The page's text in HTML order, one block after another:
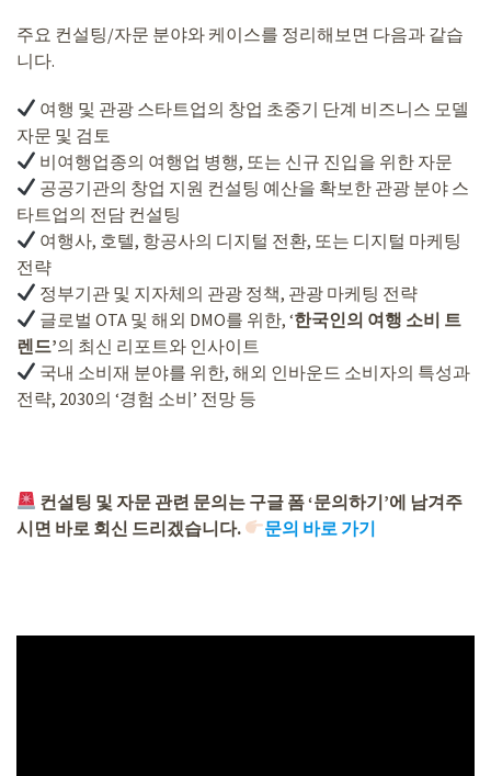
주요 컨설팅/자문 분야와 케이스를 정리해보면 다음과 같습
니다.
여행 및 관광 스타트업의 창업 초중기 단계 비즈니스 모델
자문 및 검토
비여행업종의 여행업 병행, 또는 신규 진입을 위한 자문
공공기관의 창업 지원 컨설팅 예산을 확보한 관광 분야 스
타트업의 전담 컨설팅
여행사, 호텔, 항공사의 디지털 전환, 또는 디지털 마케팅
전략
정부기관 및 지자체의 관광 정책, 관광 마케팅 전략
글로벌 OTA 및 해외 DMO를 위한, ‘한국인의 여행 소비 트
렌드’의 최신 리포트와 인사이트
국내 소비재 분야를 위한, 해외 인바운드 소비자의 특성과
전략, 2030의 ‘경험 소비’ 전망 등
컨설팅 및 자문 관련 문의는 구글 폼 ‘문의하기’에 남겨주
시면 바로 회신 드리겠습니다.
문의 바로 가기